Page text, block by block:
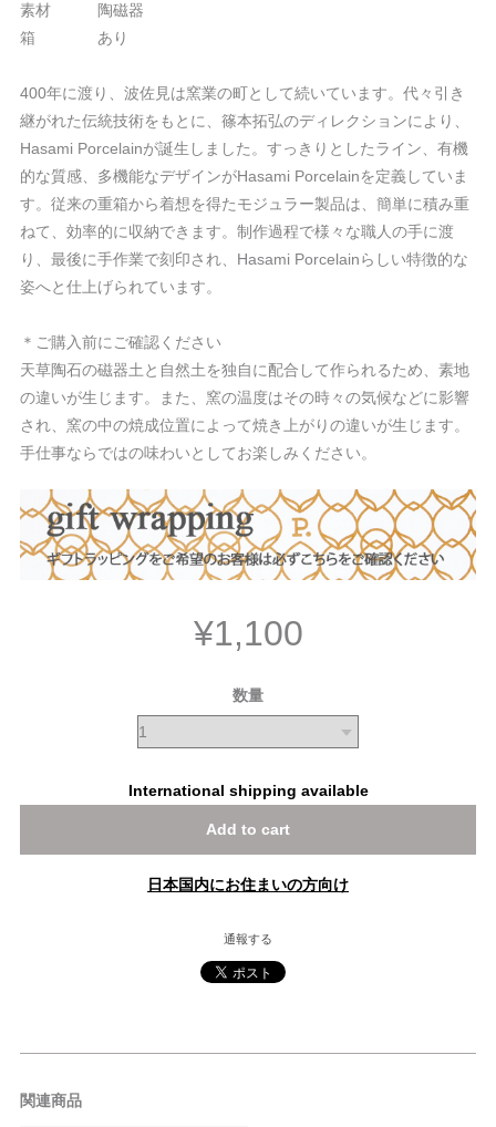
素材 陶磁器
箱 あり
400年に渡り、波佐見は窯業の町として続いています。代々引き
継がれた伝統技術をもとに、篠本拓弘のディレクションにより、
Hasami Porcelainが誕生しました。すっきりとしたライン、有機
的な質感、多機能なデザインがHasami Porcelainを定義していま
す。従来の重箱から着想を得たモジュラー製品は、簡単に積み重
ねて、効率的に収納できます。制作過程で様々な職人の手に渡
り、最後に手作業で刻印され、Hasami Porcelainらしい特徴的な
姿へと仕上げられています。
＊ご購入前にご確認ください
天草陶石の磁器土と自然土を独自に配合して作られるため、素地
の違いが生じます。また、窯の温度はその時々の気候などに影響
され、窯の中の焼成位置によって焼き上がりの違いが生じます。
手仕事ならではの味わいとしてお楽しみください。
¥1,100
数量
International shipping available
Add to cart
日本国内にお住まいの方向け
通報する
関連商品